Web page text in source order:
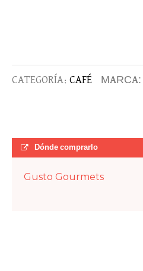
CATEGORÍA: CAFÉ MARCA:
Dónde comprarlo
Gusto Gourmets